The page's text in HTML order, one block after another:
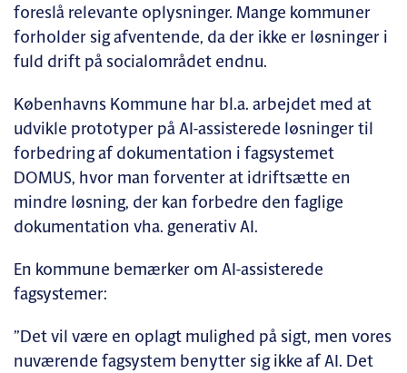
foreslå relevante oplysninger. Mange kommuner
forholder sig afventende, da der ikke er løsninger i
fuld drift på socialområdet endnu.
Københavns Kommune har bl.a. arbejdet med at
udvikle prototyper på AI-assisterede løsninger til
forbedring af dokumentation i fagsystemet
DOMUS, hvor man forventer at idriftsætte en
mindre løsning, der kan forbedre den faglige
dokumentation vha. generativ AI.
En kommune bemærker om AI-assisterede
fagsystemer:
”Det vil være en oplagt mulighed på sigt, men vores
nuværende fagsystem benytter sig ikke af AI. Det